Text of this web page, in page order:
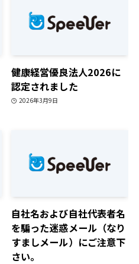
健康経営優良法人2026に
認定されました
2026年3月9日
自社名および自社代表者名
を騙った迷惑メール（なり
すましメール）にご注意下
さい。